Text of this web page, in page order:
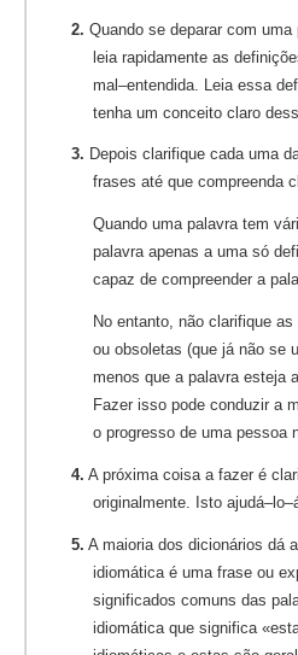
2. Quando se deparar com
leia rapidamente as
mal–entendida. Leia essa
tenha um conceito claro
3. Depois clarifique cada uma
frases até que compreenda
Quando uma palavra tem
palavra apenas a uma só
capaz de compreender a
No entanto, não clarifique
ou obsoletas (que já não se
menos que a palavra esteja
Fazer isso pode conduzir a
o progresso de uma pessoa
4. A próxima coisa a fazer é
originalmente. Isto
5. A maioria dos dicionários dá
idiomática é uma frase ou
significados comuns das
idiomática que significa